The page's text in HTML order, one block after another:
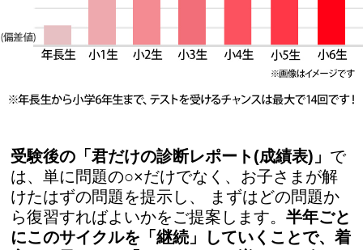
受験後の「君だけの診断レポート(成績表)」 で
は、単に問題の○×だけでなく、お子さまが解
けたはずの問題を提示し、 まずはどの問題か
ら復習すればよいかをご提案します。半年ごと
にこのサイクルを「継続」していくことで、着